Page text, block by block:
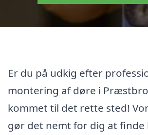
Er du på udkig efter
montering af døre i
kommet til det rette sted!
gør det nemt for dig at finde